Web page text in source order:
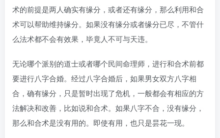
术的前提是两人确实有缘分，或者还有缘分，那么利用和合
术可以帮助维持缘分。如果没有缘分或者缘分已尽，不管什
么法术都不会有效果，毕竟人不可与天违。
无论哪个派别的道士或者哪个民间命理师，进行和合术前都
要进行八字合婚。经过八字合婚后，如果男女双方八字相
合，确有缘分，只是暂时出现了危机，一般都会有相应的方
法解决和改善，比如说和合术。如果八字不合，没有缘分，
那么和合术是没有用的。即使有用，也只是昙花一现。